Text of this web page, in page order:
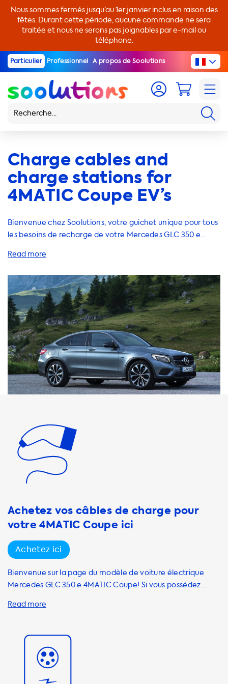
Nous sommes fermés jusqu’au 1er janvier inclus en raison des
fêtes. Durant cette période, aucune commande ne sera
traitée et nous ne serons pas joignables par e-mail ou
téléphone.
Particulier Professionnel A propos de Soolutions
Charge cables and
charge stations for
4MATIC Coupe EV’s
Bienvenue chez Soolutions, votre guichet unique pour tous
les besoins de recharge de votre Mercedes GLC 350 e
proposons une gamme de produits allant des stations de
accessoires pour une expérience de recharge pratique et
rapide. Il est important de noter que la vitesse de charge
maximale sur les stations de recharge en courant
alternatif (AC) est limitée à 3,7 kW pour une charge en 1
phase 16A, 7,4 kW pour une charge en 1 phase 32A, 11 kW
pour une charge en 3 phases 16A et 22 kW pour une charge
en 3 phases 32A. Votre voiture ne pourra jamais se charger
plus rapidement que cette vitesse de charge maximale sur
une station de recharge AC. Nous vous recommandons
donc des produits dont la vitesse de charge est égale à la
qu'avec des véhicules dotés d'un chargeur embarqué
capable de charger plus rapidement. Nous disposons d'une
gamme de stations de recharge à domicile pour répondre
à vos besoins, notamment la Wallbox Pro 22 kW, la Wallbox
Home 11 kW ou la Wallbox Home Eco 7,4 kW. Nous
qualité, tels que le câble de recharge Mode 3 Type 2 16A et
Achetez vos câbles de charge pour
votre 4MATIC Coupe ici
Achetez ici
Bienvenue sur la page du modèle de voiture électrique
Mercedes GLC 350 e 4MATIC Coupe! Si vous possédez
procurer un câble de recharge adapté pour vous assurer
pratique à la maison ou en déplacement. Nous vous
recommandons d'utiliser un câble de recharge en mode 3
AC avec prises Type 2, comme ceux proposés par Onitl,
DUOSIDA et Ratio, pour une utilisation domestique et